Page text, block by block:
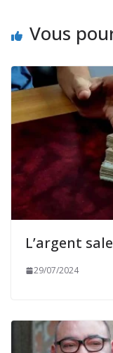
Vous
L’argent
29/07/2024